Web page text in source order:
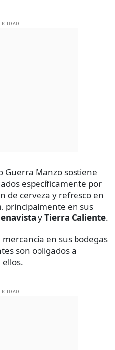
Guerra Manzo sostiene
específicamente por
de cerveza y refresco en
, principalmente en sus
yTierra Caliente.
en sus bodegas
son obligados a